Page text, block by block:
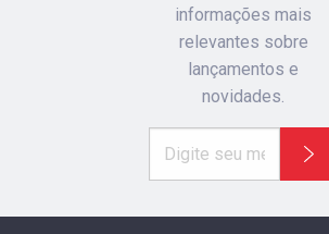
informações mais
relevantes sobre
lançamentos e
novidades.